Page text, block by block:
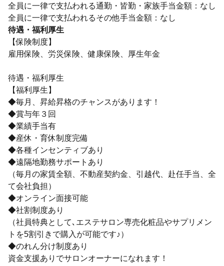
全員に一律で支払われる通勤・皆勤・家族手当金額：なし
待遇・福利厚生
【保険制度】
雇用保険、労災保険、健康保険、厚生年金
待遇・福利厚生
【福利厚生】
◆毎月、昇給昇格のチャンスがあります！
◆賞与年３回
◆業績手当有
◆産休・育休制度完備
◆各種インセンティブあり
◆遠隔地勤務サポートあり
（毎月の家賃全額、不動産契約金、引越代、赴任手当、全
て会社負担）
◆オンライン面接可能
◆社割制度あり
（社員特典として､エステサロン専売化粧品やサプリメン
トを5割引きで購入が可能です♪）
◆のれん分け制度あり
資金支援ありでサロンオーナーになれます！